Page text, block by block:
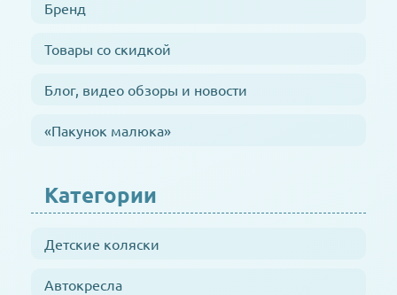
Бренд
Товары со скидкой
Блог, видео обзоры и новости
«Пакунок малюка»
Категории
Детские коляски
Автокресла